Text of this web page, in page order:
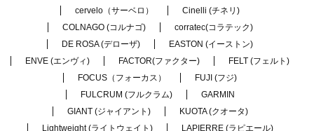
cervelo（サーベロ）
Cinelli (チネリ)
COLNAGO (コルナゴ)
corratec(コラテック)
DE ROSA (デローザ)
EASTON (イーストン)
ENVE (エンヴィ)
FACTOR(ファクター)
FELT (フェルト)
FOCUS（フォーカス）
FUJI (フジ)
FULCRUM (フルクラム)
GARMIN
GIANT (ジャイアント)
KUOTA (クオータ)
Lightweight (ライトウェイト)
LAPIERRE (ラピエール)